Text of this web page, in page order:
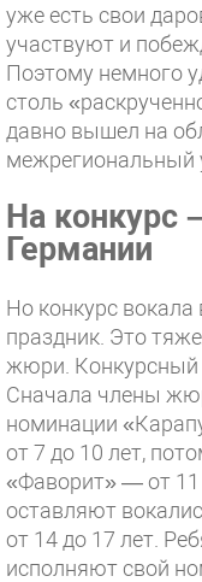
уже есть свои
участвуют и
Поэтому немного
столь
давно вышел на
межрегиональный
На конкурс
Германии
Но конкурс
праздник. Это
жюри. Конкурсный
Сначала члены
номинации
от 7 до 10 лет,
«Фаворит» — от 11
оставляют
от 14 до 17 лет.
исполняют свой